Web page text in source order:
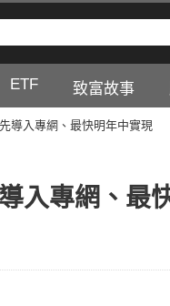
ETF 致富故事
導入專網、最快明年中實現
入專網、最